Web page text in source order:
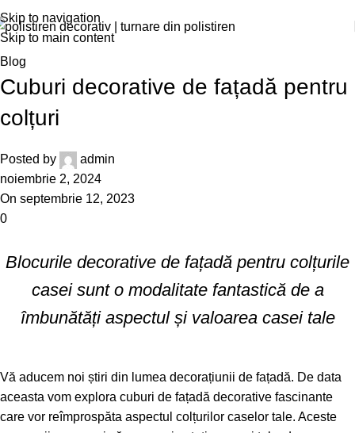
Skip to navigation
Skip to main content
Blog
Cuburi decorative de fațadă pentru
colțuri
Posted by
admin
noiembrie 2, 2024
On septembrie 12, 2023
0
Blocurile decorative de fațadă pentru colțurile
casei sunt o modalitate fantastică de a
îmbunătăți aspectul și valoarea casei tale
Vă aducem noi știri din lumea decorațiunii de fațadă. De data
aceasta vom explora cuburi de fațadă decorative fascinante
care vor reîmprospăta aspectul colțurilor caselor tale. Aceste